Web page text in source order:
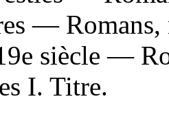
—
siècle —
I. Titre.